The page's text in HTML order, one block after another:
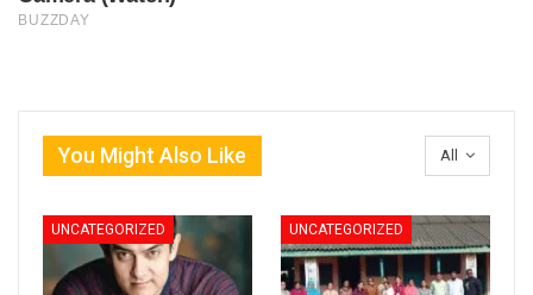
All
You Might Also Like
UNCATEGORIZED UNCATEGORIZED